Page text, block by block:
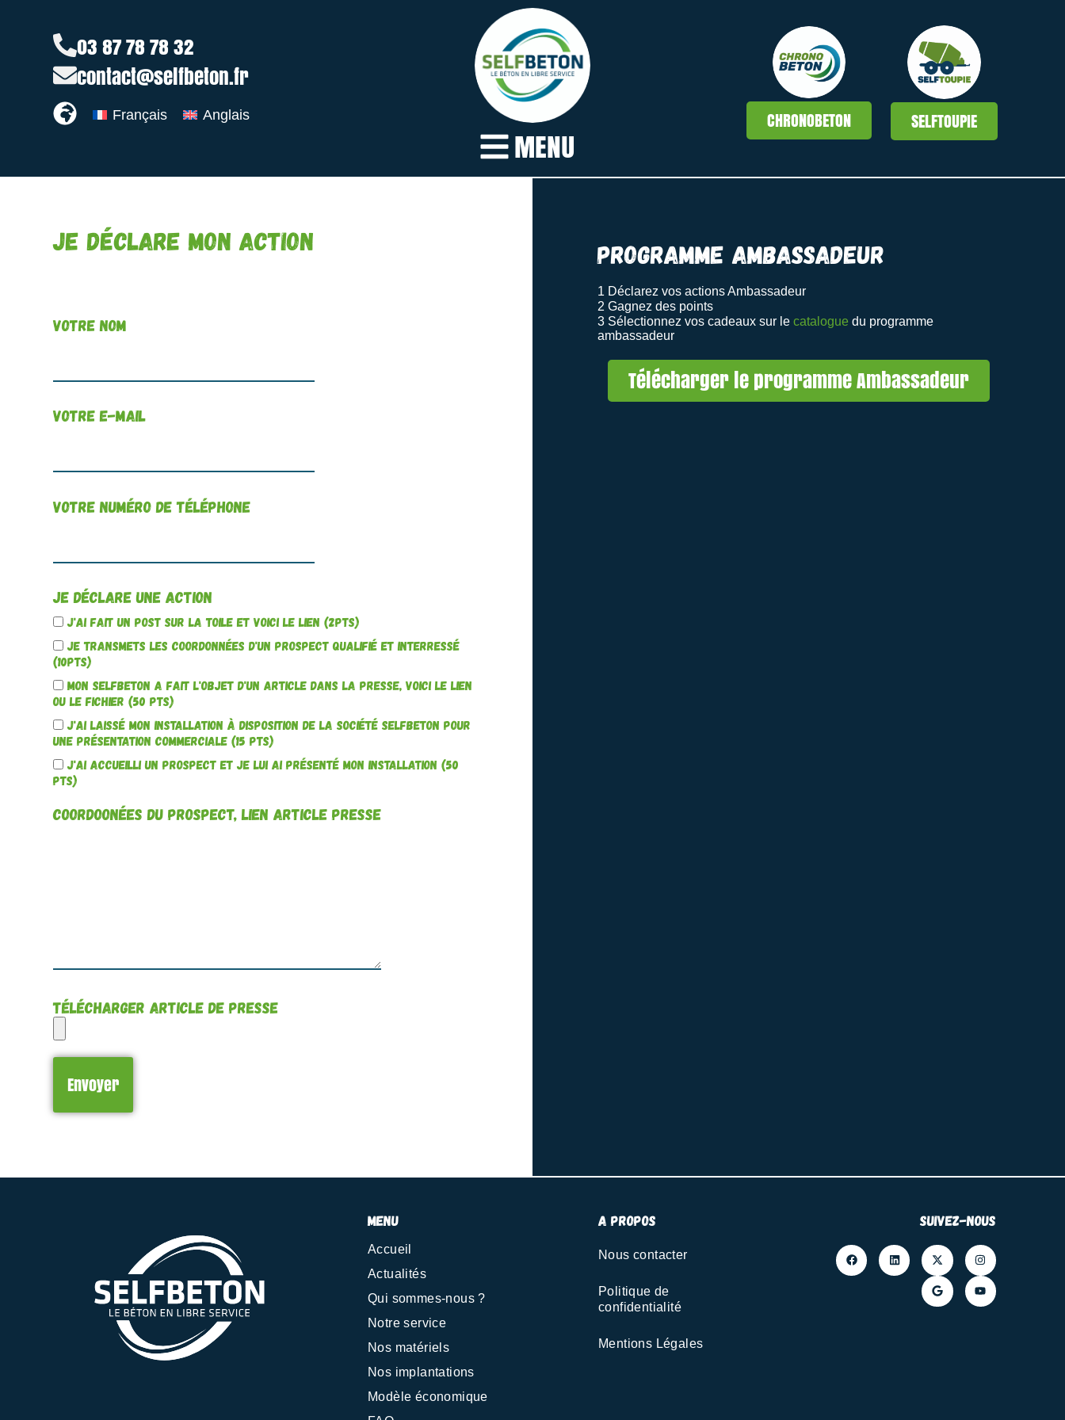
03 87 78 78 32
contact@selfbeton.fr
Français Anglais
MENU
CHRONOBETON SELFTOUPIE
Je déclare mon action
Votre nom
Votre e-mail
Votre numéro de téléphone
Je déclare une action
J'ai fait un post sur la toile et voici le Lien (2pts)
Je transmets les coordonnées d'un prospect qualifié et interressé
(10pts)
Mon Selfbeton a fait l'objet d'un article dans la presse, voici le lien
ou le fichier (50 pts)
J'ai laissé mon installation à disposition de la société Selfbeton pour
une présentation commerciale (15 pts)
J'ai accueilli un prospect et je lui ai présenté mon installation (50
pts)
Coordoonées du prospect, lien article presse
Télécharger article de presse
Programme AMBASSADEUR
1 Déclarez vos actions Ambassadeur
2 Gagnez des points
3 Sélectionnez vos cadeaux sur le catalogue du programme
ambassadeur
Télécharger le programme Ambassadeur
menu
Accueil
Actualités
Qui sommes-nous ?
Notre service
Nos matériels
Nos implantations
Modèle économique
A propos
Nous contacter
Politique de
confidentialité
Mentions Légales
Suivez-nous